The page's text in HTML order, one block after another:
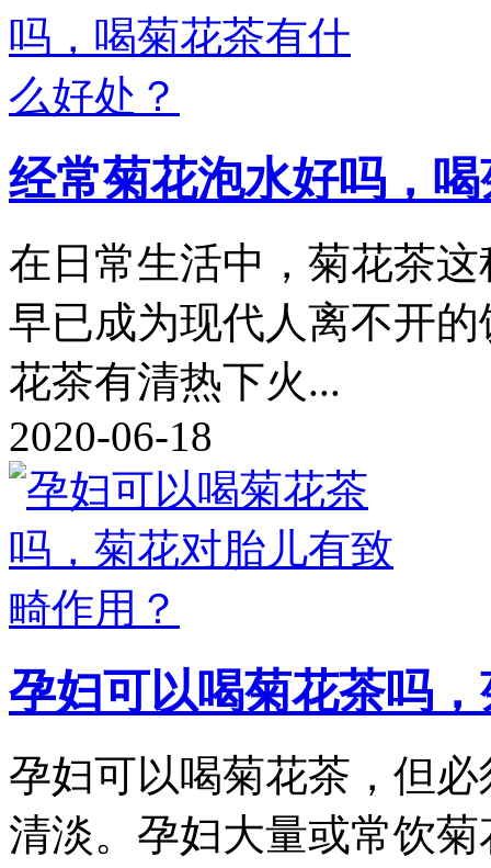
经常菊花泡水好吗，
在日常生活中，菊花茶
早已成为现代人离不开
花茶有清热下火...
2020-06-18
孕妇可以喝菊花茶吗
孕妇可以喝菊花茶，但
清淡。孕妇大量或常饮